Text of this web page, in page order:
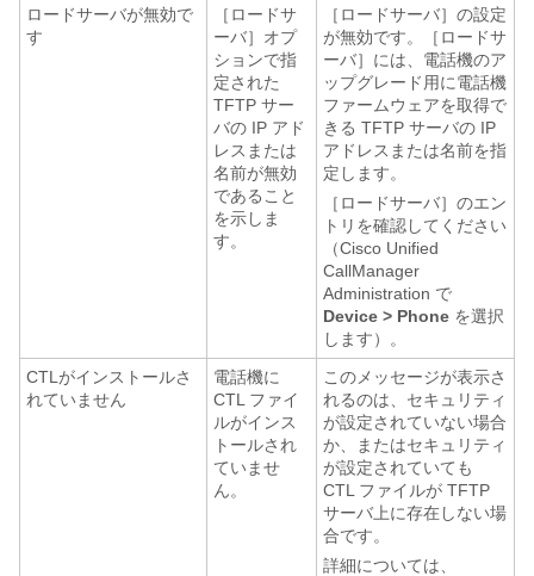
ロードサーバが無効で
す
［ロードサ
ーバ］オプ
ションで指
定された
TFTP サー
バの IP アド
レスまたは
名前が無効
であること
を示しま
す。
［ロードサーバ］の設定
が無効です。［ロードサ
ーバ］には、電話機のア
ップグレード用に電話機
ファームウェアを取得で
きる TFTP サーバの IP
アドレスまたは名前を指
定します。
［ロードサーバ］のエン
トリを確認してください
（Cisco Unified
CallManager
Administration で
Device > Phone を選択
します）。
CTLがインストールさ
れていません
電話機に
CTL ファイ
ルがインス
トールされ
ていませ
ん。
このメッセージが表示さ
れるのは、セキュリティ
が設定されていない場合
か、またはセキュリティ
が設定されていても
CTL ファイルが TFTP
サーバ上に存在しない場
合です。
詳細については、